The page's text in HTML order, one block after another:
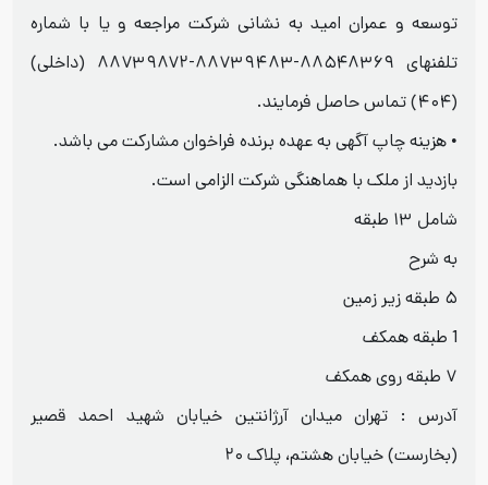
توسعه و عمران امید به نشانی شرکت مراجعه و یا با شماره
تلفنهای ۸۸۵۴۸۳۶۹-۸۸۷۳۹۴۸۳-۸۸۷۳۹۸۷۲ (داخلی)
(۴۰۴) تماس حاصل فرمایند.
• هزینه چاپ آگهی به عهده برنده فراخوان مشارکت می باشد.
بازدید از ملک با هماهنگی شرکت الزامی است.
شامل ۱۳ طبقه
به شرح
۵ طبقه زیر زمین
1 طبقه همکف
۷ طبقه روی همکف
آدرس : تهران میدان آرژانتین خیابان شهید احمد قصیر
(بخارست) خیابان هشتم، پلاک ۲۰